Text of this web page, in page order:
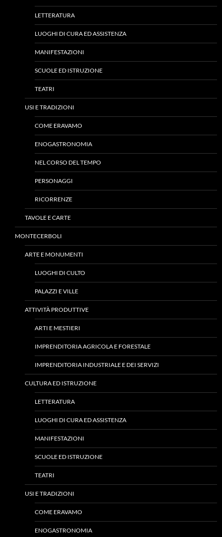
LETTERATURA
LUOGHI DI CURA ED ASSISTENZA
MANIFESTAZIONI
SCUOLE ED ISTRUZIONE
TEATRI
USI E TRADIZIONI
COME ERAVAMO
ENOGASTRONOMIA
NEL CORSO DEL TEMPO
PERSONAGGI
RICORRENZE
TAVOLE E CARTE
MONTECERBOLI
ARTE E MONUMENTI
LUOGHI DI CULTO
PALAZZI E VILLE
ATTIVITÀ PRODUTTIVE
ARTI E MESTIERI
IMPRENDITORIA AGRICOLA E FORESTALE
IMPRENDITORIA INDUSTRIALE E DEI SERVIZI
CULTURA ED ISTRUZIONE
LETTERATURA
LUOGHI DI CURA ED ASSISTENZA
MANIFESTAZIONI
SCUOLE ED ISTRUZIONE
TEATRI
USI E TRADIZIONI
COME ERAVAMO
ENOGASTRONOMIA